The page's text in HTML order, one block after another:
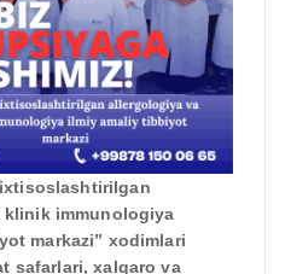
klinik immunologiya
markazi” xodimlari
safarlari, xalqaro va